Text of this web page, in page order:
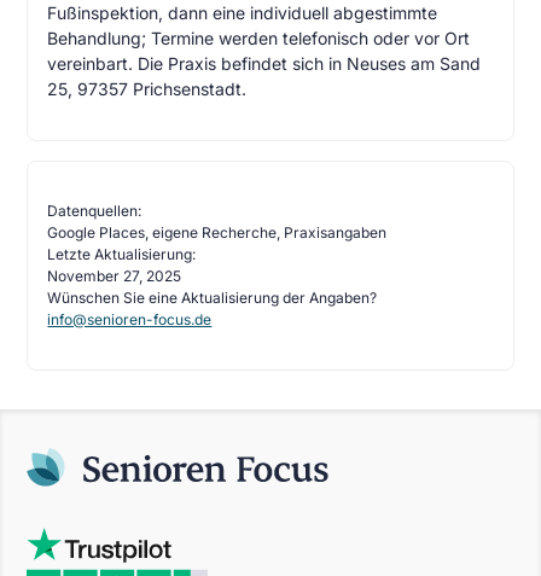
Fußinspektion, dann eine individuell abgestimmte
Behandlung; Termine werden telefonisch oder vor Ort
vereinbart. Die Praxis befindet sich in Neuses am Sand
25, 97357 Prichsenstadt.
Datenquellen:
Google Places, eigene Recherche, Praxisangaben
Letzte Aktualisierung:
November 27, 2025
Wünschen Sie eine Aktualisierung der Angaben?
info@senioren-focus.de